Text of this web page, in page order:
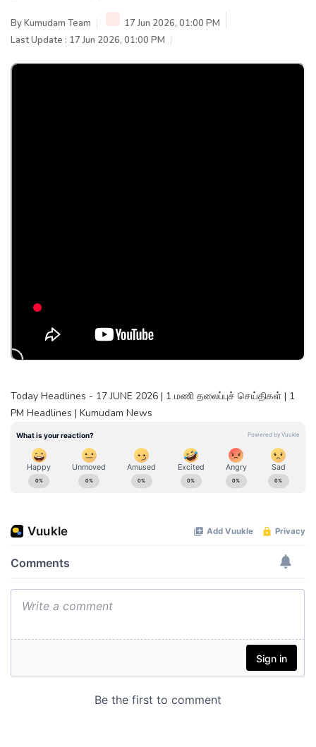
ByKumudam Team
17 Jun 2026, 01:00 PM
Last Update : 17 Jun 2026, 01:00 PM
Today Headlines - 17 JUNE 2026 | 1 மணி தலைப்புச் செய்திகள் | 1
PM Headlines | Kumudam News